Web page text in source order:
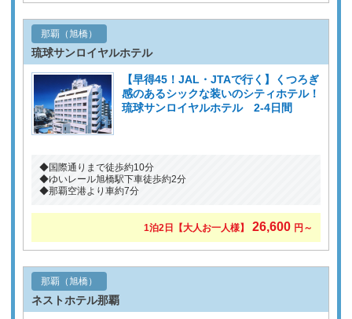
那覇（旭橋）
琉球サンロイヤルホテル
【早得45！JAL・JTAで行く】くつろぎ
感のあるシックな装いのシティホテル！
琉球サンロイヤルホテル 2-4日間
◆国際通りまで徒歩約10分
◆ゆいレール旭橋駅下車徒歩約2分
◆那覇空港より車約7分
1泊2日 【大人お一人様】 26,600 円～
那覇（旭橋）
ネストホテル那覇